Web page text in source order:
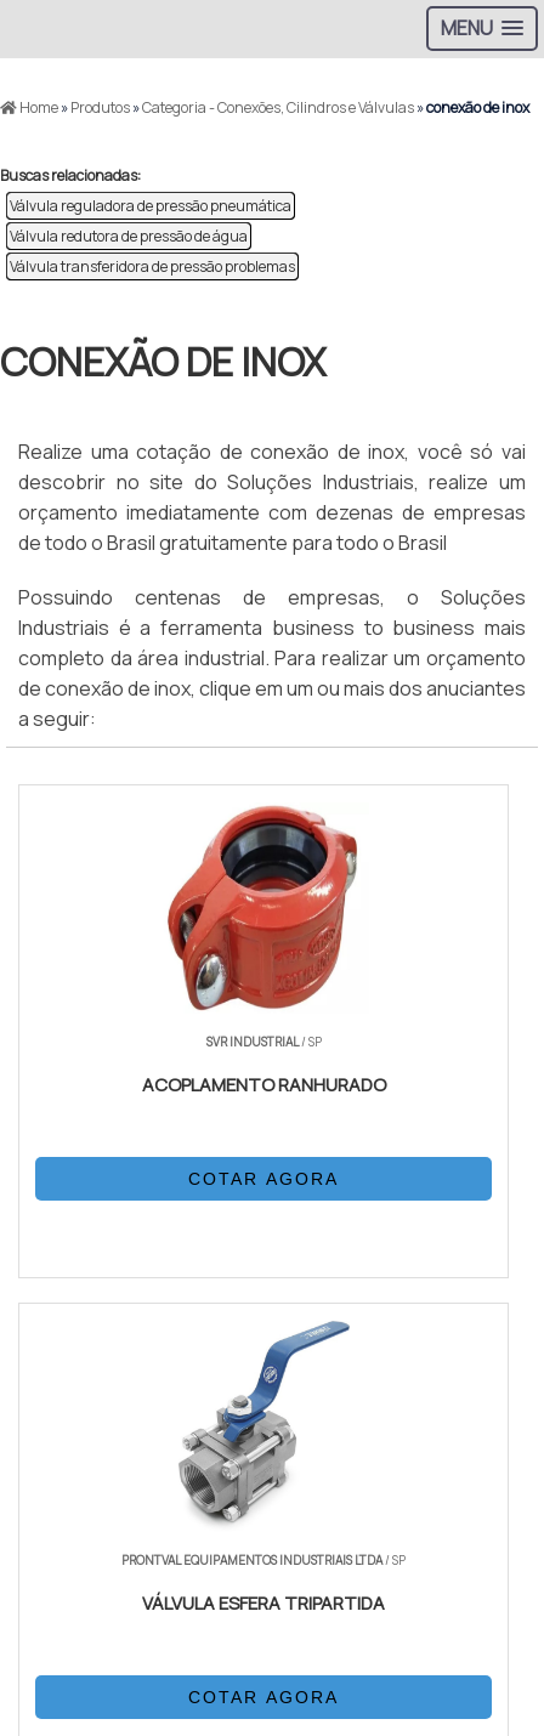
MENU
Home»Produtos»Categoria - Conexões, Cilindros e Válvulas»conexão de inox
Buscas relacionadas:
Válvula reguladora de pressão pneumática
Válvula redutora de pressão de água
Válvula transferidora de pressão problemas
CONEXÃO DE INOX
Realize uma cotação de conexão de inox, você só vai
descobrir no site do Soluções Industriais, realize um
orçamento imediatamente com dezenas de empresas
de todo o Brasil gratuitamente para todo o Brasil
Possuindo centenas de empresas, o Soluções
Industriais é a ferramenta business to business mais
completo da área industrial. Para realizar um orçamento
de conexão de inox, clique em um ou mais dos anuciantes
a seguir:
SVR INDUSTRIAL/ SP
ACOPLAMENTO RANHURADO
COTAR AGORA
PRONTVAL EQUIPAMENTOS INDUSTRIAIS LTDA/ SP
VÁLVULA ESFERA TRIPARTIDA
COTAR AGORA